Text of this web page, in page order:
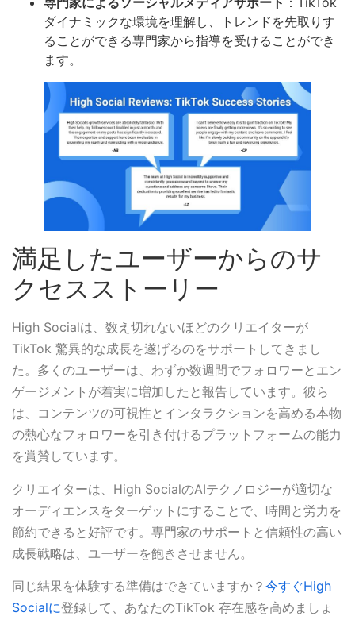
ダイナミックな環境を理解し、トレンドを先取りす
ることができる専門家から指導を受けることができ
ます。
満足したユーザーからのサ
クセスストーリー
High Socialは、数え切れないほどのクリエイターが
TikTok 驚異的な成長を遂げるのをサポートしてきまし
た。多くのユーザーは、わずか数週間でフォロワーとエン
ゲージメントが着実に増加したと報告しています。彼ら
は、コンテンツの可視性とインタラクションを高める本物
の熱心なフォロワーを引き付けるプラットフォームの能力
を賞賛しています。
クリエイターは、High SocialのAIテクノロジーが適切な
オーディエンスをターゲットにすることで、時間と労力を
節約できると好評です。専門家のサポートと信頼性の高い
成長戦略は、ユーザーを飽きさせません。
同じ結果を体験する準備はできていますか？ 今すぐHigh
Socialに登録して、あなたのTikTok 存在感を高めましょ